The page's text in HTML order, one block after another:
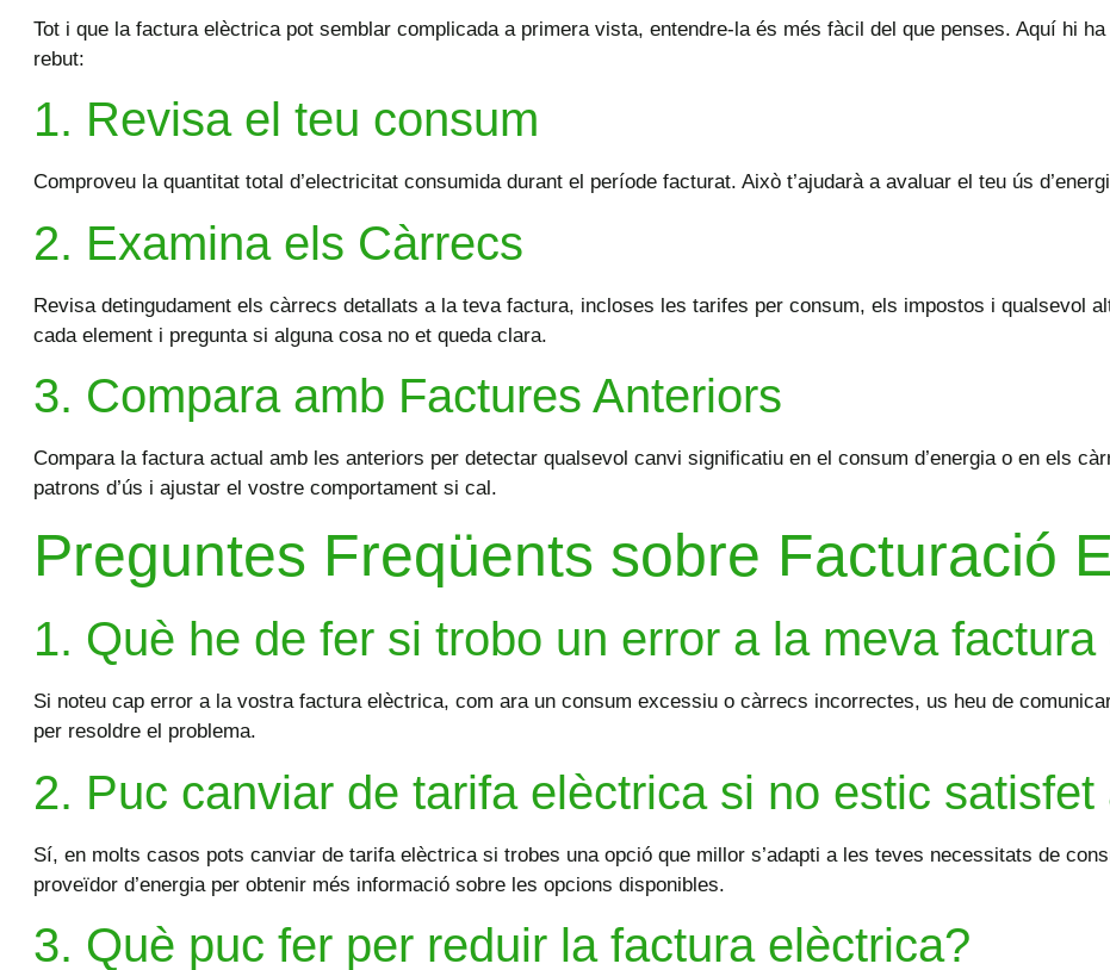
Tot i que la factura elèctrica pot semblar complicada a primera vista, entendre-la és més fàcil del que penses. Aquí hi
rebut:
1. Revisa el teu consum
Comproveu la quantitat total d’electricitat consumida durant el període facturat. Això t’ajudarà a avaluar el teu ús
2. Examina els Càrrecs
Revisa detingudament els càrrecs detallats a la teva factura, incloses les tarifes per consum, els impostos i qualsevol
cada element i pregunta si alguna cosa no et queda clara.
3. Compara amb Factures Anteriors
Compara la factura actual amb les anteriors per detectar qualsevol canvi significatiu en el consum d’energia o en els
patrons d’ús i ajustar el vostre comportament si cal.
Preguntes Freqüents sobre Facturació
1. Què he de fer si trobo un error a la meva
Si noteu cap error a la vostra factura elèctrica, com ara un consum excessiu o càrrecs incorrectes, us heu de
per resoldre el problema.
2. Puc canviar de tarifa elèctrica si no estic
Sí, en molts casos pots canviar de tarifa elèctrica si trobes una opció que millor s’adapti a les teves necessitats de
proveïdor d’energia per obtenir més informació sobre les opcions disponibles.
3. Què puc fer per reduir la factura elèctrica?